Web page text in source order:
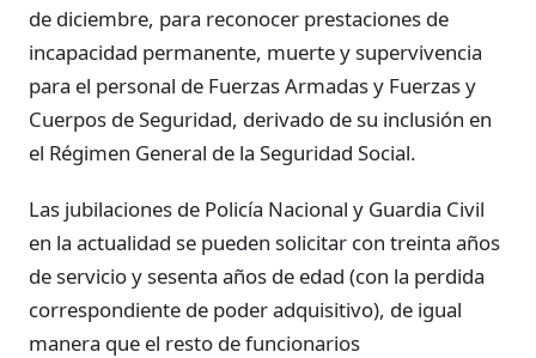
de diciembre, para reconocer prestaciones de
incapacidad permanente, muerte y supervivencia
para el personal de Fuerzas Armadas y Fuerzas y
Cuerpos de Seguridad, derivado de su inclusión en
el Régimen General de la Seguridad Social.
Las jubilaciones de Policía Nacional y Guardia Civil
en la actualidad se pueden solicitar con treinta años
de servicio y sesenta años de edad (con la perdida
correspondiente de poder adquisitivo), de igual
manera que el resto de funcionarios